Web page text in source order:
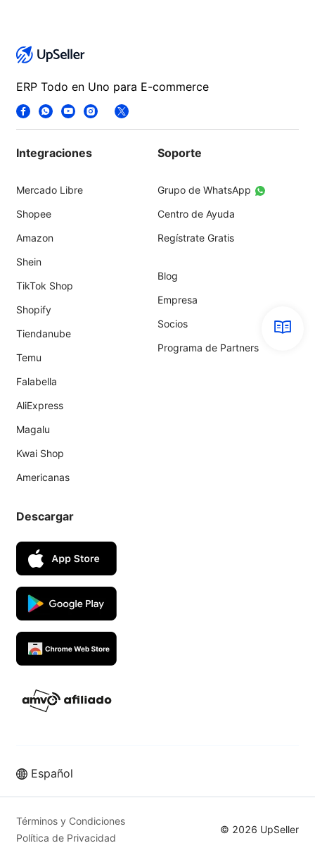
ERP Todo en Uno para E-commerce
Integraciones
Mercado Libre
Shopee
Amazon
Shein
TikTok Shop
Shopify
Tiendanube
Temu
Falabella
AliExpress
Magalu
Kwai Shop
Americanas
Soporte
Grupo de WhatsApp
Centro de Ayuda
Regístrate Gratis
Blog
Empresa
Socios
Programa de Partners
Descargar
Español
Términos y Condiciones
Política de Privacidad
© 2026 UpSeller